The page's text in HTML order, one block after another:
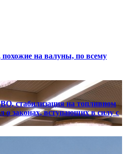
на валуны, по всему
стабилизация на топливном
о законах, вступающих в силу с